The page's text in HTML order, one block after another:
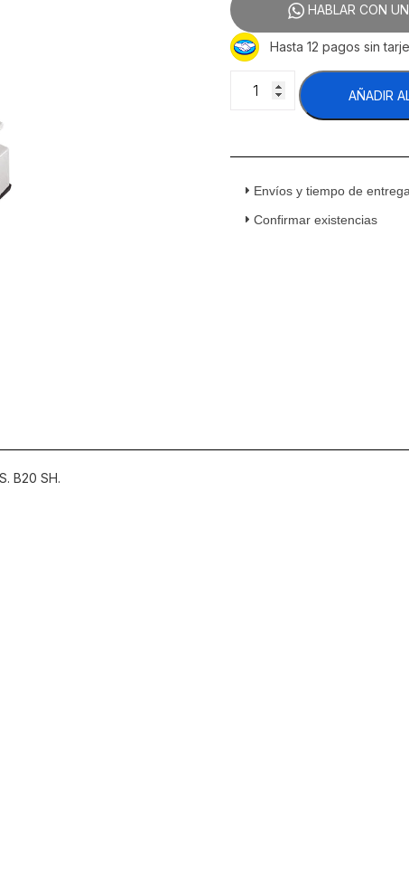
HABLAR CON
Hasta 12 pagos sin
Comercial
Litros
AÑADIR
Envíos y tiempo de
Confirmar existencias
B20 SH.